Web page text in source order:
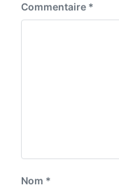
Commentaire *
Nom *